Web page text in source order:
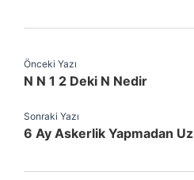
Önceki Yazı
N N 1 2 Deki N Nedir
Sonraki Yazı
6 Ay Askerlik Yapmadan